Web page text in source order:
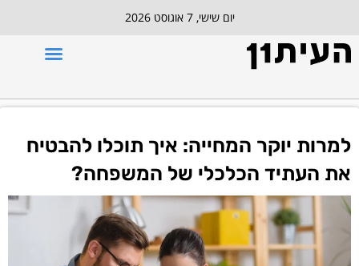
יום שישי, 7 אוגוסט 2026
למרות יוקר המחייה: איך תוכלו להבטיח
את העתיד הכלכלי של המשפחה?